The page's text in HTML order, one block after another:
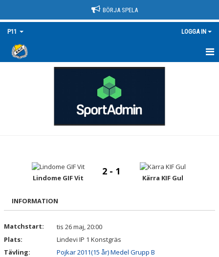
BÖRJA SPELA
P11 LOGGA IN
BILDGALLERI
DOKUMENT
Lindome GIF Vit
2 - 1
Kärra KIF Gul
INFORMATION
Matchstart:
tis 26 maj, 20:00
Plats:
Lindevi IP 1 Konstgräs
Tävling:
Pojkar 2011(15 år) Medel Grupp B